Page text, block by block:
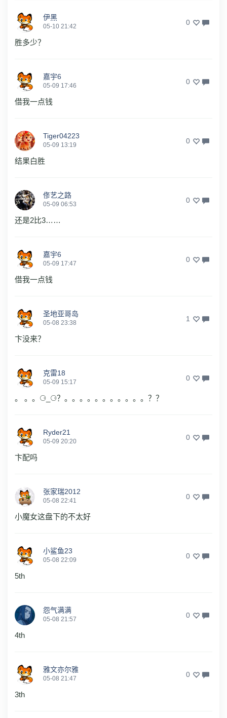
伊黑
05-10 21:42 0
胜多少？
嘉宇6
05-09 17:46 0
借我一点钱
Tiger04223
05-09 13:19 0
结果白胜
俢艺之路
05-09 06:53 0
还是2比3……
嘉宇6
05-09 17:47 0
借我一点钱
圣地亚哥岛
05-08 23:38 1
卞没来？
克雷18
05-09 15:17 0
。 。。⚆_⚆？。。。。。。。。。。。？？
Ryder21
05-09 20:20 0
卞配吗
张家瑞2012
05-08 22:41 0
小魔女这盘下的不太好
小鲨鱼23
05-08 22:09 0
5th
怨气满满
05-08 21:57 0
4th
雅文亦尔雅
05-08 21:47 0
3th